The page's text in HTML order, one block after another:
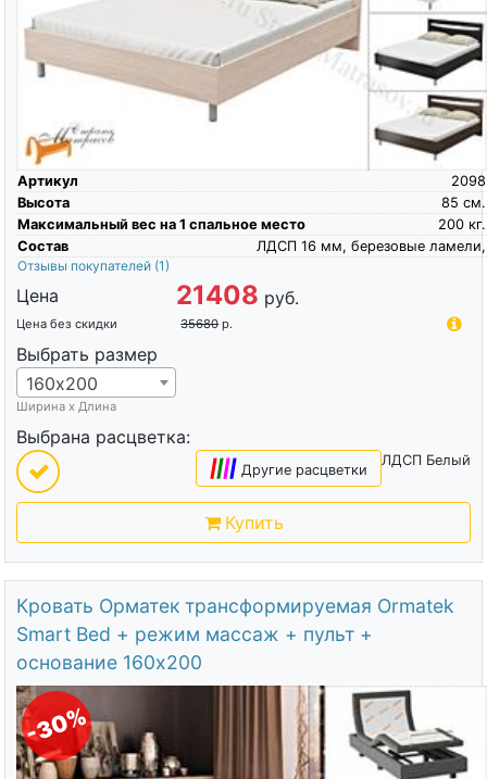
Артикул
2098
Высота
см.
85
Максимальный вес на 1 спальное место
кг.
200
Состав
ЛДСП 16 мм, березовые ламели,
Отзывы покупателей (1)
Цена 21408 руб.
Цена без скидки 35680 р.
Выбрать размер
160х200
Ширина х Длина
Выбрана расцветка:
ЛДСП Белый
|||| Другие расцветки
Купить
Кровать Орматек трансформируемая Ormatek
Smart Bed + режим массаж + пульт +
основание 160х200
-30%